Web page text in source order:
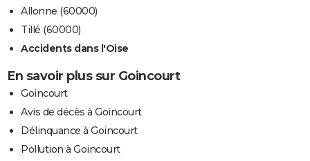
Allonne (60000)
Tillé (60000)
Accidents dans l'Oise
En savoir plus sur Goincourt
Goincourt
Avis de décès à Goincourt
Délinquance à Goincourt
Pollution à Goincourt